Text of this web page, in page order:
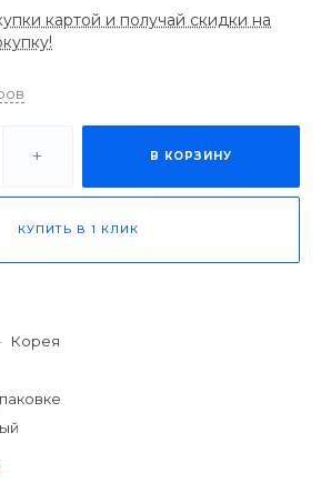
картой и получай скидки на
+ В КОРЗИНУ
КУПИТЬ В 1 КЛИК
Корея